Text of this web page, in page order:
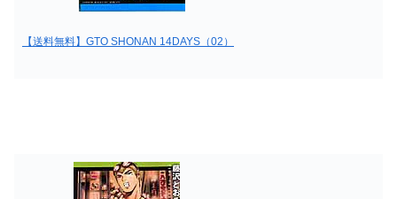
【送料無料】GTO SHONAN 14DAYS（02）